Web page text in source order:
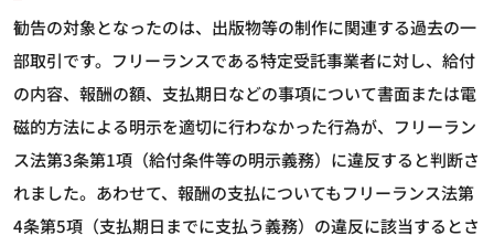
勧告の対象となったのは、出版物等の制作に関連する過去の一
部取引です。フリーランスである特定受託事業者に対し、給付
の内容、報酬の額、支払期日などの事項について書面または電
磁的方法による明示を適切に行わなかった行為が、フリーラン
ス法第3条第1項（給付条件等の明示義務）に違反すると判断さ
れました。あわせて、報酬の支払についてもフリーランス法第
4条第5項（支払期日までに支払う義務）の違反に該当するとさ